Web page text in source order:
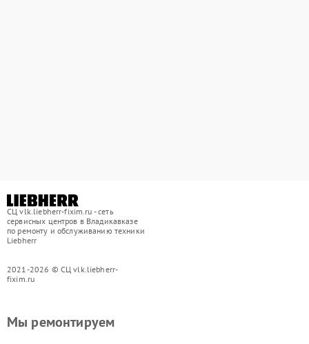
СЦ vlk.liebherr-fixim.ru - сеть
сервисных центров в Владикавказе
по ремонту и обслуживанию техники
Liebherr
2021-2026 © СЦ vlk.liebherr-
fixim.ru
Мы ремонтируем